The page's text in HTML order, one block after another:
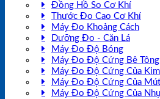
Đồng Hồ So Cơ Khí
Thước Đo Cao Cơ Khí
Máy Đo Khoảng Cách
Dưỡng Đo - Căn Lá
Máy Đo Độ Bóng
Máy Đo Độ Cứng Bê Tông
Máy Đo Độ Cứng Của
Máy Đo Độ Cứng Của
Máy Đo Độ Cứng Của